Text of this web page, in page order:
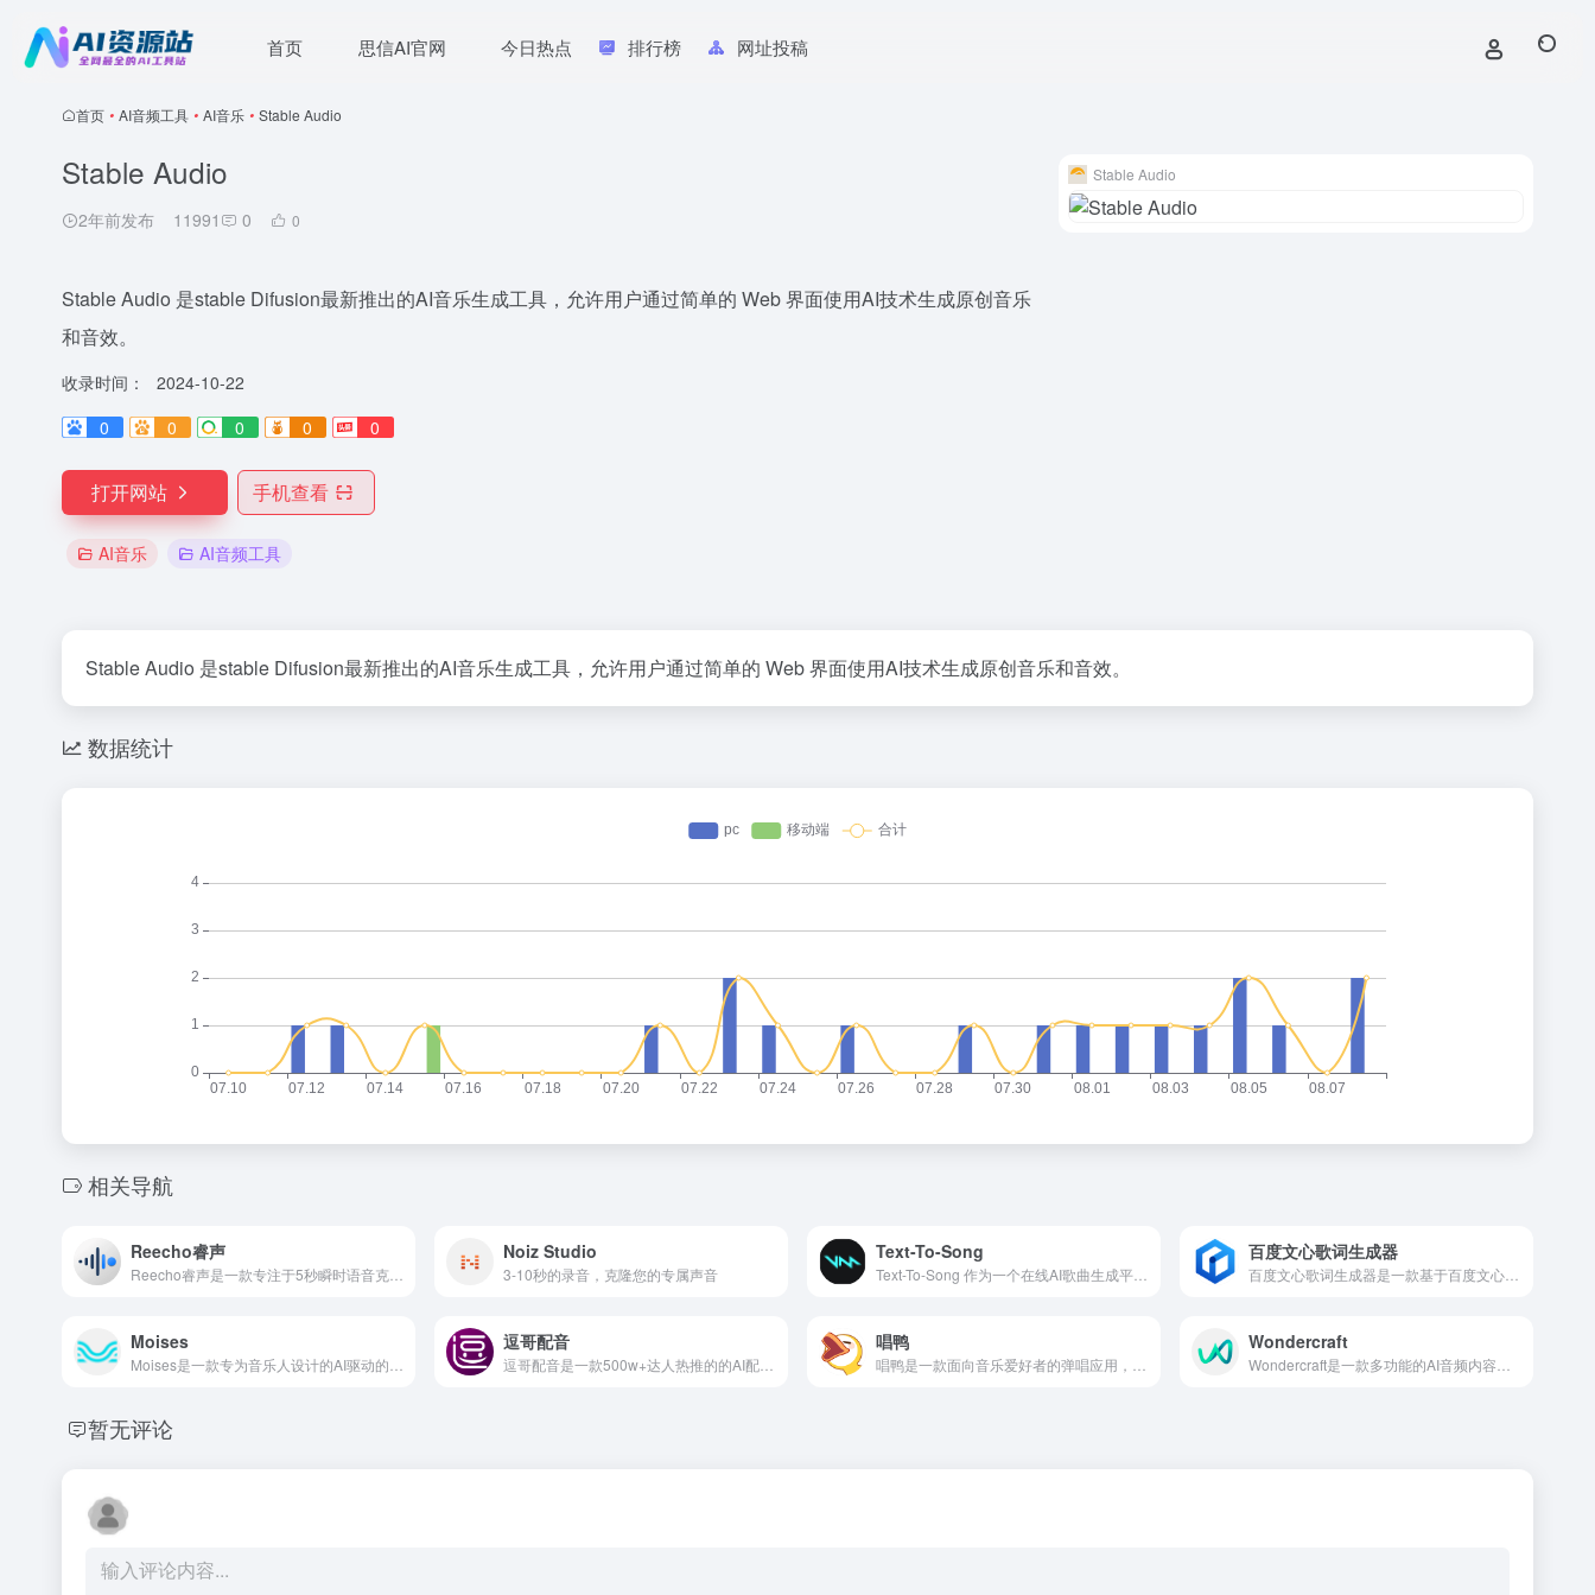
首页 思信AI官网 今日热点 排行榜 网址投稿
首页 • AI音频工具 • AI音乐 • Stable Audio
Stable Audio
2年前发布 11991 0 0
Stable Audio 是stable Difusion最新推出的AI音乐生成工具，允许用户通过简单的 Web 界面使用AI技术生成原创音乐
和音效。
收录时间：
2024-10-22
0
0 0 0 0
打开网站 手机查看
AI音乐 AI音频工具
Stable Audio
Stable Audio 是stable Difusion最新推出的AI音乐生成工具，允许用户通过简单的 Web 界面使用AI技术生成原创音乐和音效。
数据统计
相关导航
Reecho睿声 Noiz Studio
3-10秒的录音，克隆您的专属声音
Text-To-Song 百度文心歌词生成器
Moises 逗哥配音 唱鸭 Wondercraft
暂无评论